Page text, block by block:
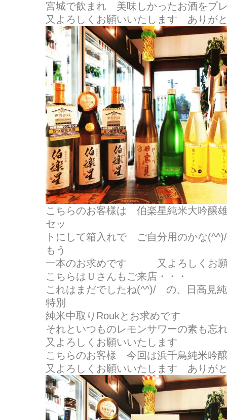
宮城で飲まれ 美味しかったお酒をプ
又よろしくお願いいたします ありが
こちらのお客様は 伯楽星純米大吟醸
セッ
トにして箱入れで ご自分用のかな
もう
一本のお求めです 又よろしくお願
こちらはＵさんもご来店・・・
これはまだでしたね(^^)/ の、日高見
特別
純米中取りRoukとお求めです
それといつものレモンサワーの素も忘
又よろしくお願いいたします
こちらのお客様 今回は浜千鳥純米吟
又よろしくお願いいたします ありが